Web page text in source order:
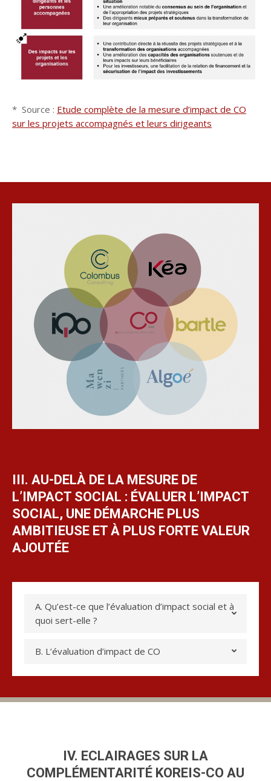
* Source : Etude complète de la mesure d’impact de CO
sur les projets accompagnés et leurs dirigeants
III. AU-DELÀ DE LA MESURE DE
L’IMPACT SOCIAL : ÉVALUER L’IMPACT
SOCIAL, UNE DÉMARCHE PLUS
AMBITIEUSE ET À PLUS FORTE VALEUR
AJOUTÉE
A. Qu’est-ce que l’évaluation d’impact social et à
quoi sert-elle ?
B. L’évaluation d’impact de CO
IV. ECLAIRAGES SUR LA
COMPLÉMENTARITÉ KOREIS-CO AU